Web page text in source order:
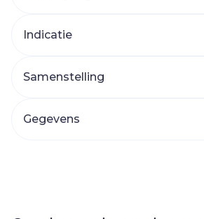
Indicatie
Samenstelling
Gegevens